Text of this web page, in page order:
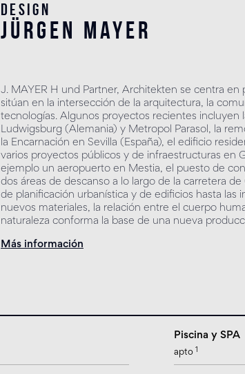
Design
jürgen mayer
J. MAYER H und Partner, Architekten se centra en
sitúan en la intersección de la arquitectura, la
tecnologías. Algunos proyectos recientes incluyen
Ludwigsburg (Alemania) y Metropol Parasol, la
la Encarnación en Sevilla (España), el edificio
varios proyectos públicos y de infraestructuras en
ejemplo un aeropuerto en Mestia, el puesto de
dos áreas de descanso a lo largo de la carretera de
de planificación urbanística y de edificios hasta las
nuevos materiales, la relación entre el cuerpo
naturaleza conforma la base de una nueva
Más información
Piscina y SPA
apto 1